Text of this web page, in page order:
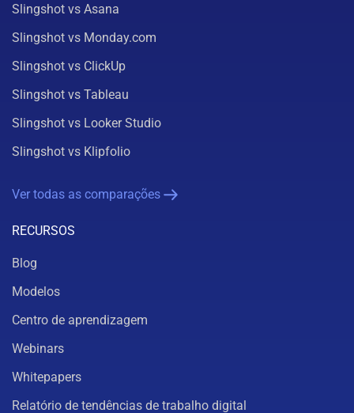
Slingshot vs Asana
Slingshot vs Monday.com
Slingshot vs ClickUp
Slingshot vs Tableau
Slingshot vs Looker Studio
Slingshot vs Klipfolio
Ver todas as comparações
RECURSOS
Blog
Modelos
Centro de aprendizagem
Webinars
Whitepapers
Relatório de tendências de trabalho digital